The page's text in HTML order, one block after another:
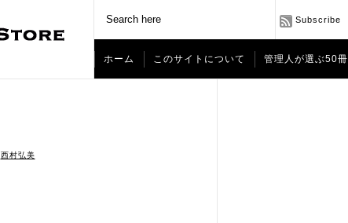
Subscribe
ホーム このサイトについて 管理人が選ぶ50冊
西村弘美